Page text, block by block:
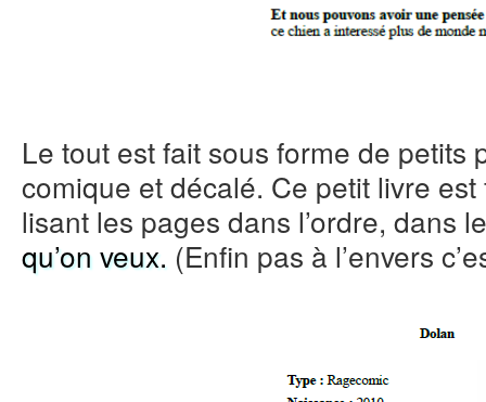
Le tout est fait sous forme de petits
comique et décalé. Ce petit livre
lisant les pages dans l’ordre, dans
qu’on veux. (Enfin pas à l’envers